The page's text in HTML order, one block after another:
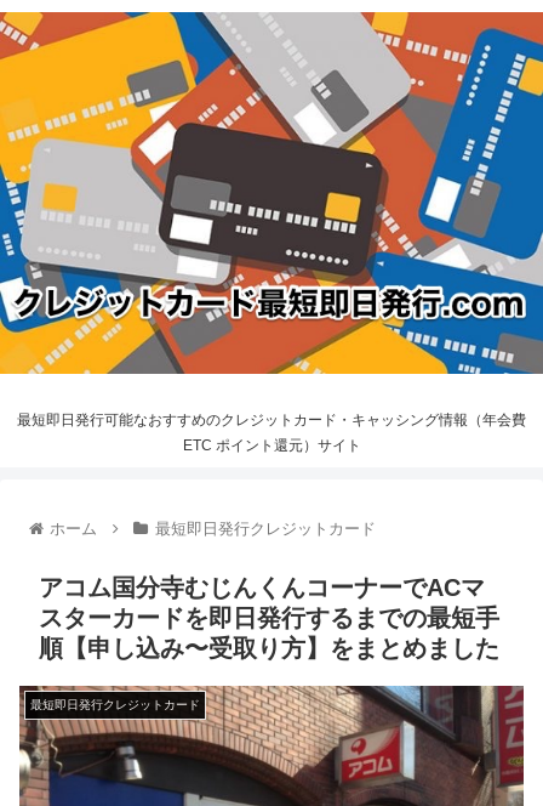
最短即日発行可能なおすすめのクレジットカード・キャッシング情報（年会費
ETC ポイント還元）サイト
ホーム 最短即日発行クレジットカード
アコム国分寺むじんくんコーナーでACマ
スターカードを即日発行するまでの最短手
順【申し込み〜受取り方】をまとめました
最短即日発行クレジットカード